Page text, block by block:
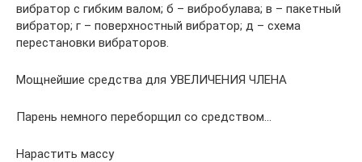
вибратор с гибким валом; б – вибробулава; в – пакетный
вибратор; г – поверхностный вибратор; д – схема
перестановки вибраторов.
Мощнейшие средства для УВЕЛИЧЕНИЯ ЧЛЕНА
Парень немного переборщил со средством…
Нарастить массу